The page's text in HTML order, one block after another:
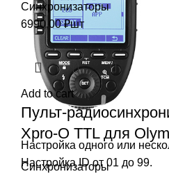
Настройка одного или
Настройка ID от 01 до 99.
Синхронизаторы
6990,00₽шт
Add to cart
Пульт-
Xpro-O TTL для
Синхронизаторы